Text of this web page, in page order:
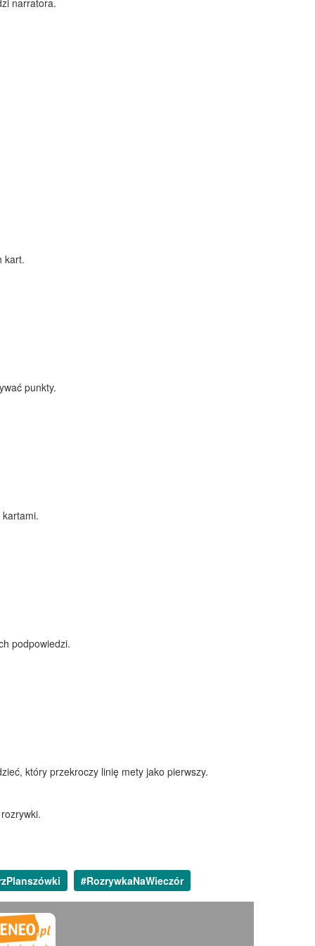
narratora.
kart.
punkty.
podpowiedzi.
który przekroczy linię mety jako pierwszy.
#RozrywkaNaWieczór